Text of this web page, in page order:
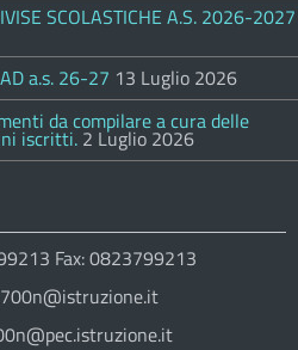
SCOLASTICHE A.S. 2026-2027
a.s. 26-27 13 Luglio 2026
da compilare a cura delle
iscritti. 2 Luglio 2026
Fax: 0823799213